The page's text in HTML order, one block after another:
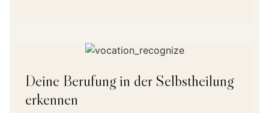
Deine Berufung in der Selbstheilung
erkennen